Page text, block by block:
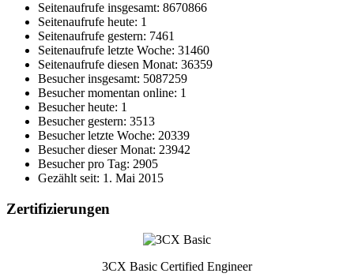
Seitenaufrufe insgesamt: 8670866
Seitenaufrufe heute: 1
Seitenaufrufe gestern: 7461
Seitenaufrufe letzte Woche: 31460
Seitenaufrufe diesen Monat: 36359
Besucher insgesamt: 5087259
Besucher momentan online: 1
Besucher heute: 1
Besucher gestern: 3513
Besucher letzte Woche: 20339
Besucher dieser Monat: 23942
Besucher pro Tag: 2905
Gezählt seit: 1. Mai 2015
Zertifizierungen
3CX Basic Certified Engineer